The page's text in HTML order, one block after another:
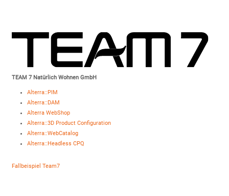
TEAM 7 Natürlich Wohnen GmbH
Alterra::PIM
Alterra::DAM
Alterra WebShop
Alterra::3D Product Configuration
Alterra::WebCatalog
Alterra::Headless CPQ
Fallbeispiel Team7